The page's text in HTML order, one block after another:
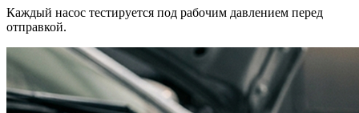
Каждый насос тестируется под рабочим давлением перед
отправкой.